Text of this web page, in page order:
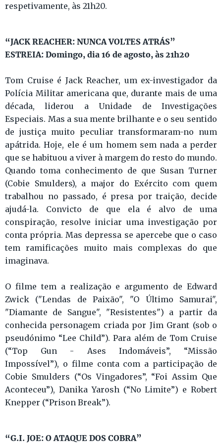
respetivamente, às 21h20.
“JACK REACHER: NUNCA VOLTES ATRÁS”
ESTREIA: Domingo, dia 16 de agosto, às 21h20
Tom Cruise é Jack Reacher, um ex-investigador da
Polícia Militar americana que, durante mais de uma
década, liderou a Unidade de Investigações
Especiais. Mas a sua mente brilhante e o seu sentido
de justiça muito peculiar transformaram-no num
apátrida. Hoje, ele é um homem sem nada a perder
que se habituou a viver à margem do resto do mundo.
Quando toma conhecimento de que Susan Turner
(Cobie Smulders), a major do Exército com quem
trabalhou no passado, é presa por traição, decide
ajudá-la. Convicto de que ela é alvo de uma
conspiração, resolve iniciar uma investigação por
conta própria. Mas depressa se apercebe que o caso
tem ramificações muito mais complexas do que
imaginava.
O filme tem a realização e argumento de Edward
Zwick ("Lendas de Paixão", "O Último Samurai",
"Diamante de Sangue", "Resistentes") a partir da
conhecida personagem criada por Jim Grant (sob o
pseudónimo “Lee Child”). Para além de Tom Cruise
(“Top Gun - Ases Indomáveis”, “Missão
Impossível”), o filme conta com a participação de
Cobie Smulders (“Os Vingadores”, “Foi Assim Que
Aconteceu”), Danika Yarosh (“No Limite”) e Robert
Knepper (“Prison Break”).
“G.I. JOE: O ATAQUE DOS COBRA”